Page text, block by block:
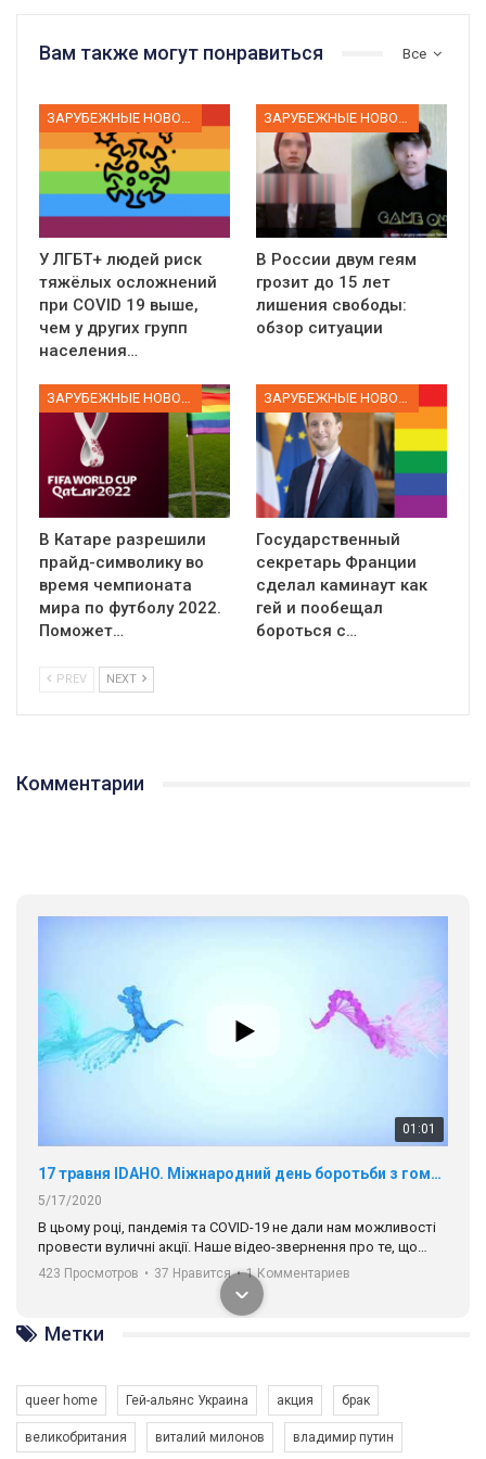
Все
Вам также могут понравиться
У ЛГБТ+ людей риск
тяжёлых осложнений
при COVID 19 выше,
чем у других групп
населения…
В России двум геям
грозит до 15 лет
лишения свободы:
обзор ситуации
ЗАРУБЕЖНЫЕ НОВОСТИ
В Катаре разрешили
прайд-символику во
время чемпионата
мира по футболу 2022.
Поможет…
ЗАРУБЕЖНЫЕ НОВОСТИ
Государственный
секретарь Франции
сделал каминаут как
гей и пообещал
бороться с…
PREV NEXT
Комментарии
01:01
17 травня IDAHO. Міжнародний день боротьби з гомофобією трансфобією і біфобія.
5/17/2020
В цьому році, пандемія та COVІD-19 не дали нам можливості
провести вуличні акції. Наше відео-звернення про те, що
навіть коли ми у різних містах та не можемо зустрінеться, ми
разом. Ми закликаємо всіх хто поділяє цінності рівності та
солідарності, приєднатися до нас. Регіональні підрозділи
ГАУ є в 16 областях України.
Разом наш голос лунає гучніше!
423 Просмотров • 37 Нравится • 1 Комментариев
Метки
queer home Гей-альянс Украина акция брак
великобритания виталий милонов владимир путин